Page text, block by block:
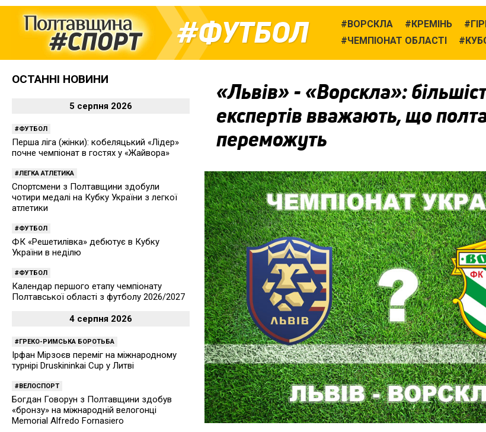
ФУТБОЛ ВОРСКЛА КРЕМІНЬ
ЧЕМПІОНАТ ОБЛАСТІ
«Львів» - «Ворскла»:
експертів вважають, що
переможуть
ОСТАННІ НОВИНИ
5 серпня 2026
ФУТБОЛ
Перша ліга (жінки): кобеляцький «Лідер»
почне чемпіонат в гостях у «Жайвора»
ЛЕГКА АТЛЕТИКА
Спортсмени з Полтавщини здобули
чотири медалі на Кубку України з легкої
атлетики
ФУТБОЛ
ФК «Решетилівка» дебютує в Кубку
України в неділю
ФУТБОЛ
Календар першого етапу чемпіонату
Полтавської області з футболу 2026/2027
4 серпня 2026
ГРЕКО-РИМСЬКА БОРОТЬБА
Ірфан Мірзоєв переміг на міжнародному
турнірі Druskininkai Cup у Литві
ВЕЛОСПОРТ
Богдан Говорун з Полтавщини здобув
«бронзу» на міжнародній велогонці
Memorial Alfredo Fornasiero